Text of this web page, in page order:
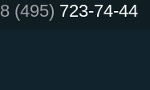
8 (495) 723-74-44